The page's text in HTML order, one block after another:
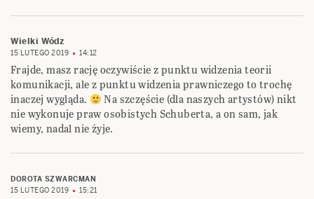
Wielki Wódz
15 LUTEGO 2019 14:12
Frajde, masz rację oczywiście z punktu widzenia teorii
komunikacji, ale z punktu widzenia prawniczego to trochę
inaczej wygląda.
Na szczęście (dla naszych artystów) nikt
nie wykonuje praw osobistych Schuberta, a on sam, jak
wiemy, nadal nie żyje.
DOROTA SZWARCMAN
15 LUTEGO 2019
15:21